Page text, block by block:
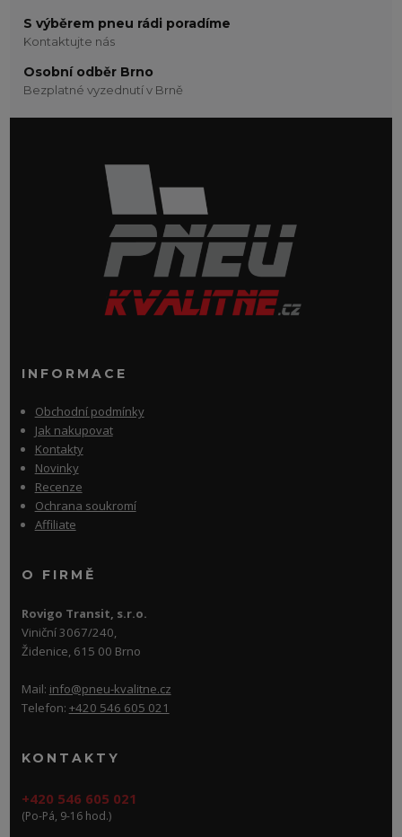
S výběrem pneu rádi poradíme
Kontaktujte nás
Osobní odběr Brno
Bezplatné vyzednutí v Brně
INFORMACE
Obchodní podmínky
Jak nakupovat
Kontakty
Novinky
Recenze
Ochrana soukromí
Affiliate
O FIRMĚ
Rovigo Transit, s.r.o.
Viniční 3067/240,
Židenice, 615 00 Brno
Mail: info@pneu-kvalitne.cz
Telefon: +420 546 605 021
KONTAKTY
+420 546 605 021
(Po-Pá, 9-16 hod.)